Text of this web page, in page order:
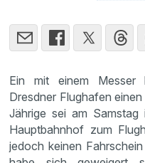
Ein mit einem Messer
Dresdner Flughafen
Jährige sei am
Hauptbahnhof zum
jedoch keinen